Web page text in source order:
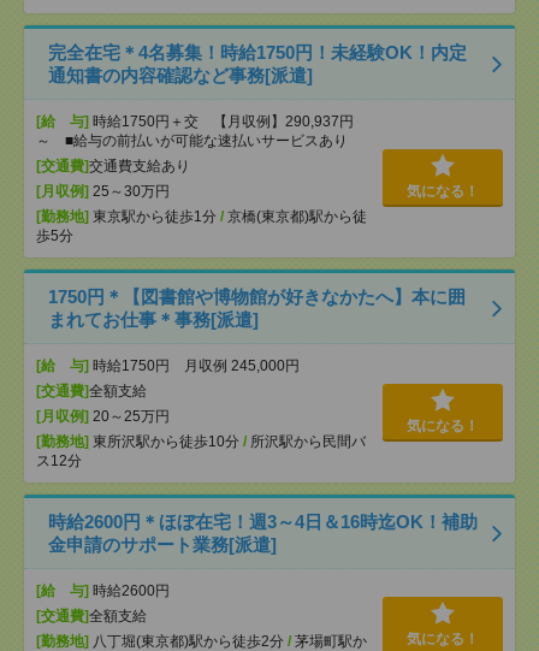
完全在宅＊4名募集！時給1750円！未経験OK！内定
通知書の内容確認など事務[派遣]
[給 与] 時給1750円＋交 【月収例】290,937円
～ ■給与の前払いが可能な速払いサービスあり
[交通費]交通費支給あり
[月収例] 25～30万円
[勤務地] 東京駅から徒歩1分 / 京橋(東京都)駅から徒
歩5分
気になる！
1750円＊【図書館や博物館が好きなかたへ】本に囲
まれてお仕事＊事務[派遣]
[給 与] 時給1750円 月収例 245,000円
[交通費]全額支給
[月収例] 20～25万円
[勤務地] 東所沢駅から徒歩10分 / 所沢駅から民間バ
ス12分
気になる！
時給2600円＊ほぼ在宅！週3～4日＆16時迄OK！補助
金申請のサポート業務[派遣]
[給 与] 時給2600円
[交通費]全額支給
[勤務地] 八丁堀(東京都)駅から徒歩2分 / 茅場町駅か
気になる！